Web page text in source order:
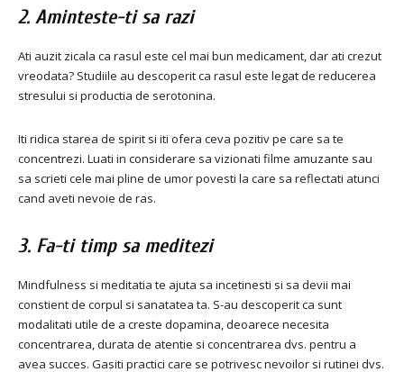
2. Aminteste-ti sa razi
Ati auzit zicala ca rasul este cel mai bun medicament, dar ati crezut
vreodata? Studiile au descoperit ca rasul este legat de reducerea
stresului si productia de serotonina.
Iti ridica starea de spirit si iti ofera ceva pozitiv pe care sa te
concentrezi. Luati in considerare sa vizionati filme amuzante sau
sa scrieti cele mai pline de umor povesti la care sa reflectati atunci
cand aveti nevoie de ras.
3. Fa-ti timp sa meditezi
Mindfulness si meditatia te ajuta sa incetinesti si sa devii mai
constient de corpul si sanatatea ta. S-au descoperit ca sunt
modalitati utile de a creste dopamina, deoarece necesita
concentrarea, durata de atentie si concentrarea dvs. pentru a
avea succes. Gasiti practici care se potrivesc nevoilor si rutinei dvs.